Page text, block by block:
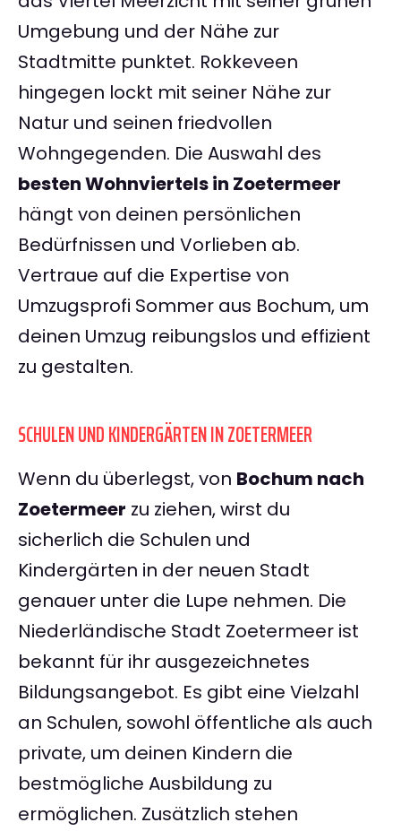
Umgebung und der Nähe zur
Stadtmitte punktet. Rokkeveen
hingegen lockt mit seiner Nähe zur
Natur und seinen friedvollen
Wohngegenden. Die Auswahl des
besten Wohnviertels in Zoetermeer
hängt von deinen persönlichen
Bedürfnissen und Vorlieben ab.
Vertraue auf die Expertise von
Umzugsprofi Sommer aus Bochum, um
deinen Umzug reibungslos und effizient
zu gestalten.
SCHULEN UND KINDERGÄRTEN IN ZOETERMEER
Wenn du überlegst, von Bochum nach
Zoetermeer zu ziehen, wirst du
sicherlich die Schulen und
Kindergärten in der neuen Stadt
genauer unter die Lupe nehmen. Die
Niederländische Stadt Zoetermeer ist
bekannt für ihr ausgezeichnetes
Bildungsangebot. Es gibt eine Vielzahl
an Schulen, sowohl öffentliche als auch
private, um deinen Kindern die
bestmögliche Ausbildung zu
ermöglichen. Zusätzlich stehen